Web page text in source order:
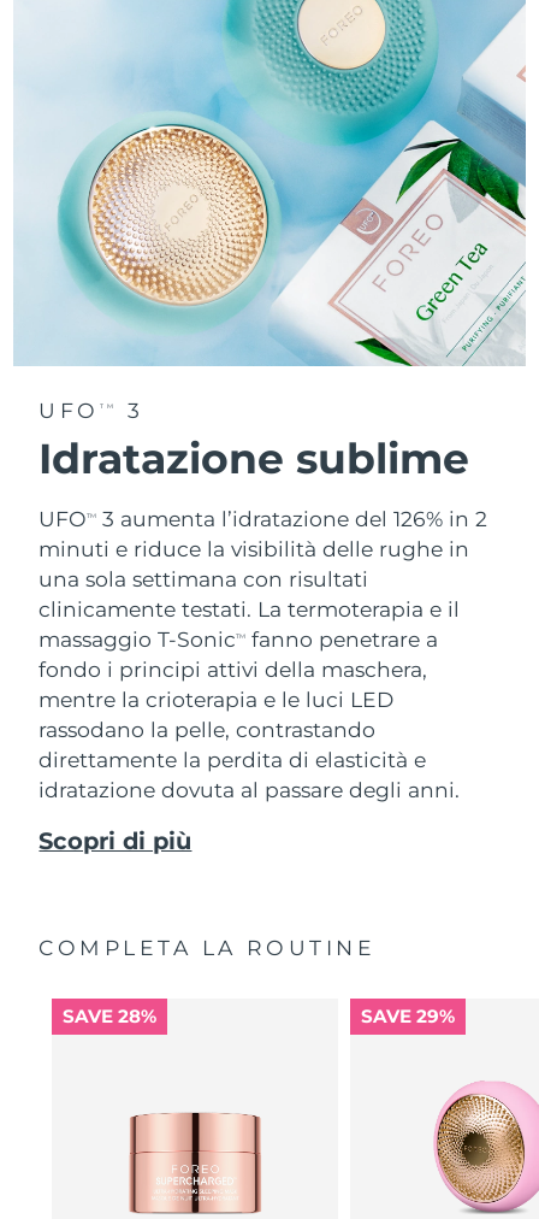
UFO TM 3
Idratazione sublime
UFOTM
3 aumenta l’idratazione del 126% in 2
minuti e riduce la visibilità delle rughe in
una sola settimana con risultati
clinicamente testati. La termoterapia e il
massaggio T-SonicTM
fanno penetrare a
fondo i principi attivi della maschera,
mentre la crioterapia e le luci LED
rassodano la pelle, contrastando
direttamente la perdita di elasticità e
idratazione dovuta al passare degli anni.
Scopri di più
COMPLETA LA ROUTINE
SAVE 28% SAVE 29%